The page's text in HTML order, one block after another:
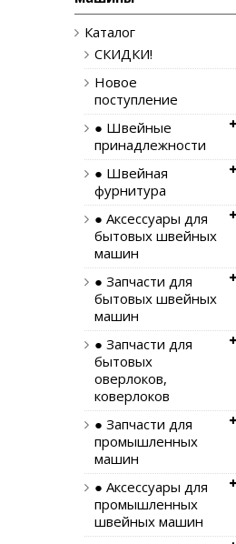
Каталог
СКИДКИ!
Новое
поступление
● Швейные
принадлежности
● Швейная
фурнитура
● Аксессуары для
бытовых швейных
машин
● Запчасти для
бытовых швейных
машин
● Запчасти для
бытовых
оверлоков,
коверлоков
● Запчасти для
промышленных
машин
● Аксессуары для
промышленных
швейных машин